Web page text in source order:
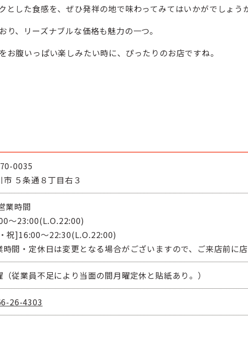
とした食感を、ぜひ発祥の地で味わってみてはいかがでしょう
、リーズナブルな価格も魅力の一つ。
腹いっぱい楽しみたい時に、ぴったりのお店ですね。
0035
市 ５条通８丁目右３
業時間
～23:00(L.O.22:00)
祝]16:00～22:30(L.O.22:00)
時間・定休日は変更となる場合がございますので、ご来店前に
（従業員不足により当面の間月曜定休と貼紙あり。）
26-4303